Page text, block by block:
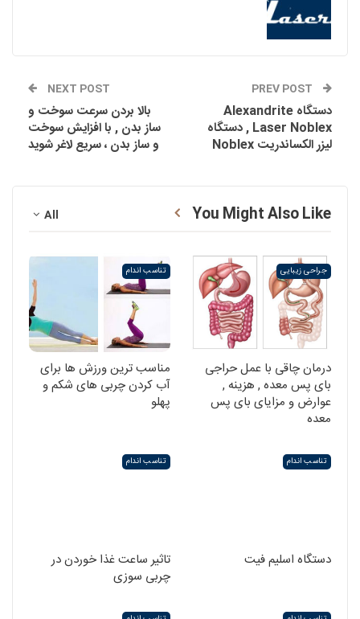
دستگاه AIexandrite
Laser Noblex , دستگاه
لیزر الکساندریت Noblex
NEXT POST
بالا بردن سرعت سوخت و
ساز بدن , با افزایش سوخت
و ساز بدن ، سریع لاغر شوید
All You Might Also Like
جراحی زیبایی
درمان چاقی با عمل حراجی
بای پس معده , هزینه ,
عوارض و مزایای بای پس
معده
تناسب اندام
مناسب ترین ورزش ها برای
آب کردن چربی های شکم و
پهلو
تناسب اندام
دستگاه اسلیم فیت
تناسب اندام
تاثیر ساعت غذا خوردن در
چربی سوزی